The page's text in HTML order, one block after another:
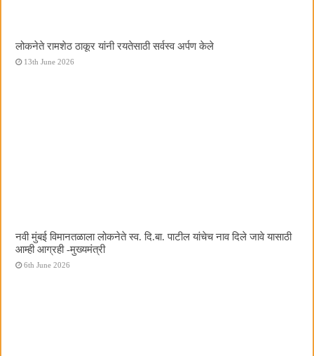
लोकनेते रामशेठ ठाकूर यांनी रयतेसाठी सर्वस्व अर्पण केले
13th June 2026
नवी मुंबई विमानतळाला लोकनेते स्व. दि.बा. पाटील यांचेच नाव दिले जावे यासाठी
आम्ही आग्रही -मुख्यमंत्री
6th June 2026